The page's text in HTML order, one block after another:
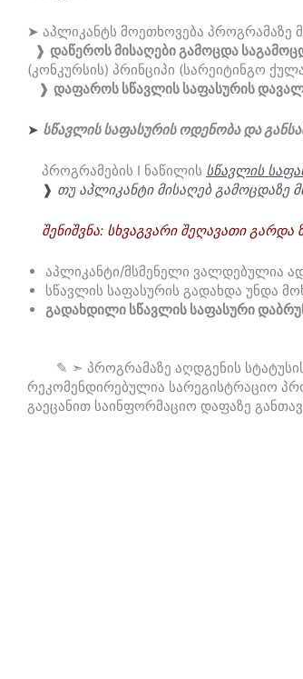
➤ აპლიკანტს მოეთხოვება პროგრამაზე
❱ დაწეროს მისაღები გამოცდა
(კონკურსის) პრინციპი (სარეიტინგო
❱ დაფაროს სწავლის საფასურის
➤ სწავლის საფასურის ოდენობა და
პროგრამების I ნაწილის სწავლის
❱ თუ აპლიკანტი მისაღებ გამოცდაზე
შენიშვნა: სხვაგვარი შეღავათი
აპლიკანტი/მსმენელი ვალდებულია
სწავლის საფასურის გადახდა უნდა
გადახდილი სწავლის საფასური
✎ ➣ პროგრამაზე აღდგენის სტატუსის
რეკომენდირებულია სარეგისტრაციო
გაეცანით საინფორმაციო დაფაზე